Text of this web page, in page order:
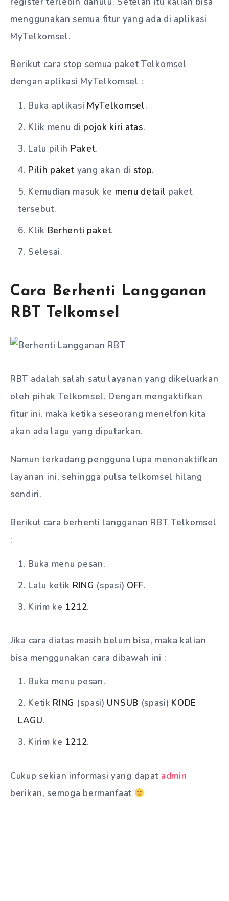
menggunakan semua fitur yang ada di aplikasi
MyTelkomsel.
Berikut cara stop semua paket Telkomsel
dengan aplikasi MyTelkomsel :
Buka aplikasi MyTelkomsel.
Klik menu di pojok kiri atas.
Lalu pilih Paket.
Pilih paketyang akan di stop.
Kemudian masuk ke menu detail paket
tersebut.
Klik Berhenti paket.
Selesai.
Cara Berhenti Langganan
RBT Telkomsel
RBT adalah salah satu layanan yang dikeluarkan
oleh pihak Telkomsel. Dengan mengaktifkan
fitur ini, maka ketika seseorang menelfon kita
akan ada lagu yang diputarkan.
Namun terkadang pengguna lupa menonaktifkan
layanan ini, sehingga pulsa telkomsel hilang
sendiri.
Berikut cara berhenti langganan RBT Telkomsel
:
Buka menu pesan.
Lalu ketik RING (spasi) OFF.
Kirim ke 1212.
Jika cara diatas masih belum bisa, maka kalian
bisa menggunakan cara dibawah ini :
Buka menu pesan.
Ketik RING (spasi) UNSUB (spasi) KODE
LAGU.
Kirim ke 1212.
Cukup sekian informasi yang dapat admin
berikan, semoga bermanfaat